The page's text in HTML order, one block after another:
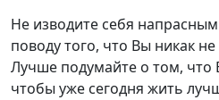
Не изводите себя
поводу того, что Вы никак
Лучше подумайте о том, что
чтобы уже сегодня жить